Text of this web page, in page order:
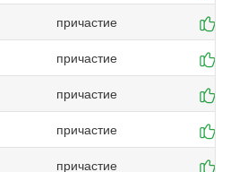
причастие
причастие
причастие
причастие
причастие